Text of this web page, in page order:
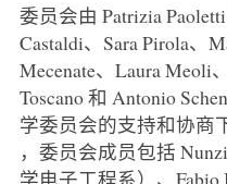
委员会由 Patrizia
Castaldi、Sara Pirola、
Mecenate、Laura Meoli
Toscano 和 Antonio
学委员会的支持和协商
，委员会成员包括
学电子工程系）、Fabio